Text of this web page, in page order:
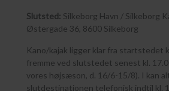
Slutsted: Silkeborg Havn / Silkeborg
Østergade 36, 8600 Silkeborg
Kano/kajak ligger klar fra startstedet
fremme ved slutstedet senest kl.
vores højsæson, d. 16/6-15/8). I kan
slutdestinationen telefonisk indtil kl.